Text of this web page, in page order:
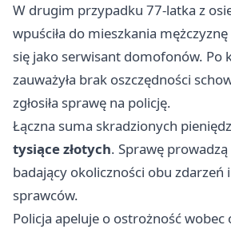
W drugim przypadku 77‑latka z
wpuściła do mieszkania
się jako serwisant domofonów. Po
zauważyła brak oszczędności
zgłosiła sprawę na policję.
Łączna suma skradzionych
tysiące złotych. Sprawę
badający okoliczności obu zdarzeń
sprawców.
Policja apeluje o ostrożność wobec